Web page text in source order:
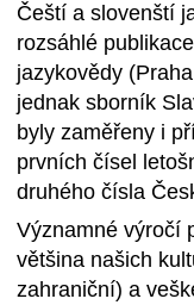
Čeští a slovenští
rozsáhlé
jazykovědy
jednak sborník
byly zaměřeny i
prvních čísel
druhého čísla
Významné výročí
většina našich
zahraniční) a